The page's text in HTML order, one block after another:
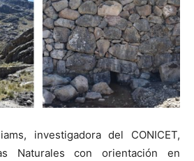
investigadora del CONICET,
Naturales con orientación en